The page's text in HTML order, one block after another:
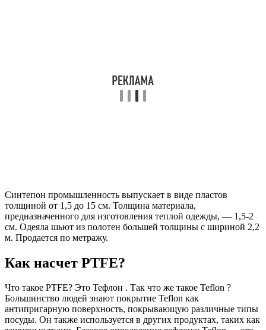
Синтепон промышленность выпускает в виде пластов
толщиной от 1,5 до 15 см. Толщина материала,
предназначенного для изготовления теплой одежды, — 1,5-2
см. Одеяла шьют из полотен большей толщины с шириной 2,2
м. Продается по метражу.
Как насчет PTFE?
Что такое PTFE? Это Тефлон . Так что же такое Teflon ?
Большинство людей знают покрытие Teflon как
антипригарную поверхность, покрывающую различные типы
посуды. Он также используется в других продуктах, таких как